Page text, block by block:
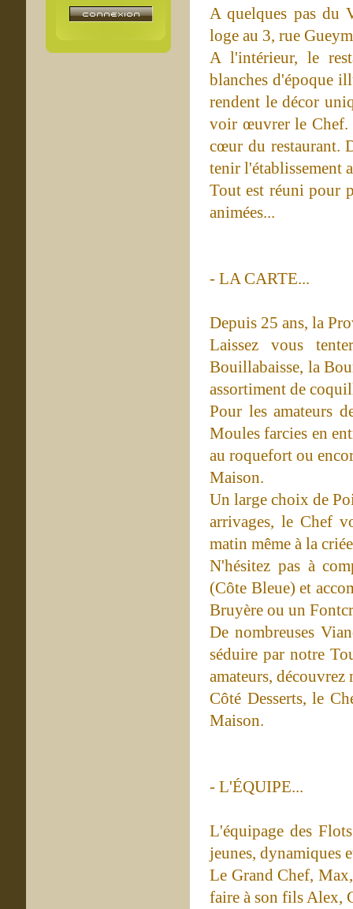
A quelques pas du
loge au 3, rue
A l'intérieur, le
blanches d'époque
rendent le décor
voir œuvrer le Chef.
cœur du restaurant.
tenir l'établissement
Tout est réuni pour
animées...
- LA CARTE...
Depuis 25 ans, la
Laissez vous
Bouillabaisse, la
assortiment de
Pour les amateurs
Moules farcies en
au roquefort ou
Maison.
Un large choix de
arrivages, le Chef
matin même à la
N'hésitez pas à
(Côte Bleue) et
Bruyère ou un
De nombreuses
séduire par notre
amateurs,
Côté Desserts, le
Maison.
- L'ÉQUIPE...
L'équipage des
jeunes, dynamiques
Le Grand Chef,
faire à son fils Alex,